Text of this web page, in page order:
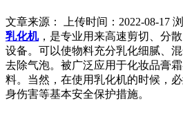
文章来源： 上传时间：2022-08-17
乳化机，是专业用来高速剪切、分
设备。可以使物料充分乳化细腻、
去除气泡。被广泛应用于化妆品膏
料。当然，在使用乳化机的时候，
身伤害等基本安全保护措施。